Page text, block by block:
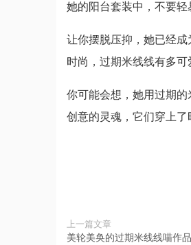
她的阳台套装中，不要轻
让你摆脱压抑，她已经
时尚，过期米线线有多可
你可能会想，她用过期
创意的灵魂，它们穿上了
上一篇文章
美轮美奂的过期米线线喵作